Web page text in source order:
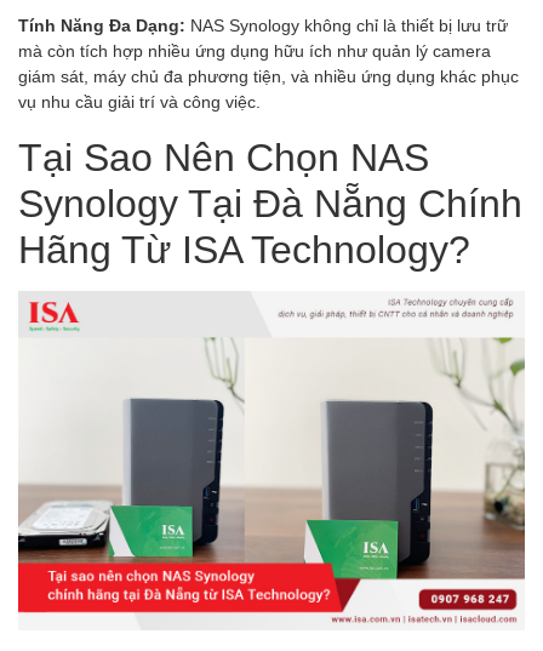
Tính Năng Đa Dạng: NAS Synology không chỉ là thiết bị lưu trữ
mà còn tích hợp nhiều ứng dụng hữu ích như quản lý camera
giám sát, máy chủ đa phương tiện, và nhiều ứng dụng khác phục
vụ nhu cầu giải trí và công việc.
Tại Sao Nên Chọn NAS
Synology Tại Đà Nẵng Chính
Hãng Từ ISA Technology?